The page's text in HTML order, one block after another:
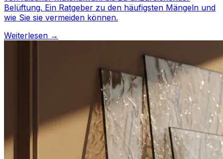
Belüftung. Ein Ratgeber zu den häufigsten Mängeln und
wie Sie sie vermeiden können.
Weiterlesen →